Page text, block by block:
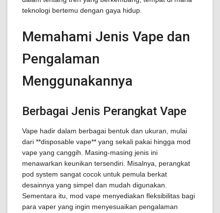
teknologi bertemu dengan gaya hidup.
Memahami Jenis Vape dan
Pengalaman
Menggunakannya
Berbagai Jenis Perangkat Vape
Vape hadir dalam berbagai bentuk dan ukuran, mulai
dari **disposable vape** yang sekali pakai hingga mod
vape yang canggih. Masing-masing jenis ini
menawarkan keunikan tersendiri. Misalnya, perangkat
pod system sangat cocok untuk pemula berkat
desainnya yang simpel dan mudah digunakan.
Sementara itu, mod vape menyediakan fleksibilitas bagi
para vaper yang ingin menyesuaikan pengalaman